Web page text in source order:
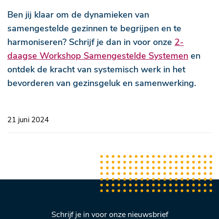
Ben jij klaar om de dynamieken van
samengestelde gezinnen te begrijpen en te
harmoniseren? Schrijf je dan in voor onze 2-
daagse Workshop Samengestelde Systemen en
ontdek de kracht van systemisch werk in het
bevorderen van gezinsgeluk en samenwerking.
21 juni 2024
Schrijf je in voor onze nieuwsbrief